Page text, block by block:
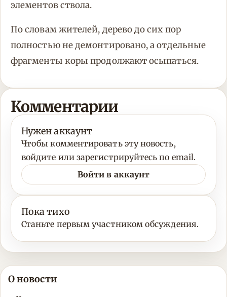
элементов ствола.
По словам жителей, дерево до сих пор
полностью не демонтировано, а отдельные
фрагменты коры продолжают осыпаться.
Комментарии
Нужен аккаунт
Чтобы комментировать эту новость,
войдите или зарегистрируйтесь по email.
Войти в аккаунт
Пока тихо
Станьте первым участником обсуждения.
О новости